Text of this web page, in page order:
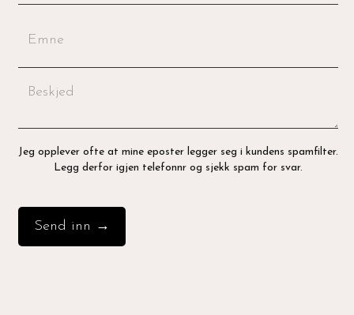
Jeg opplever ofte at mine eposter legger seg i kundens spamfilter.
Legg derfor igjen telefonnr og sjekk spam for svar.